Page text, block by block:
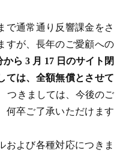
で通常通り反響課金をさ
すが、長年のご愛顧への
から 3 月 17 日のサイト閉
ては、全額無償とさせて
つきましては、今後のご
何卒ご了承いただけます
および各種対応につきま